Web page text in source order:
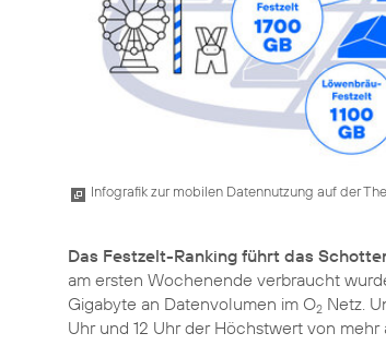
Infografik zur mobilen Datennutzung auf der
Das Festzelt-Ranking führt das
am ersten Wochenende verbraucht
Gigabyte an Datenvolumen im O2 Netz.
Uhr und 12 Uhr der Höchstwert von